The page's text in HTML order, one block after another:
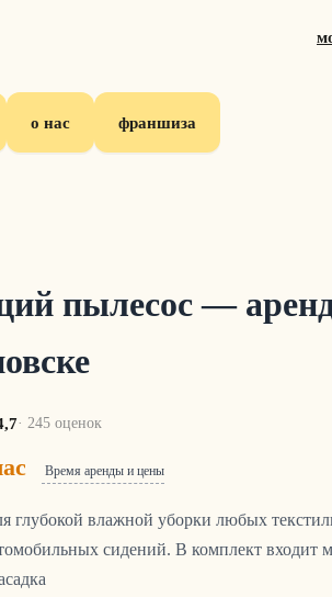
о нас франшиза
пылесос —
· 245 оценок
Время аренды и цены
глубокой влажной уборки любых
сидений. В комплект входит